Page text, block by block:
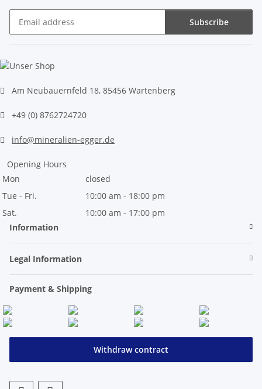
Subscribe
Am Neubauernfeld 18, 85456 Wartenberg
+49 (0) 8762724720
info@mineralien-egger.de
Opening Hours
Mon
closed
Tue - Fri.
10:00 am - 18:00 pm
Sat.
10:00 am - 17:00 pm
Information
Legal Information
Payment & Shipping
Withdraw contract